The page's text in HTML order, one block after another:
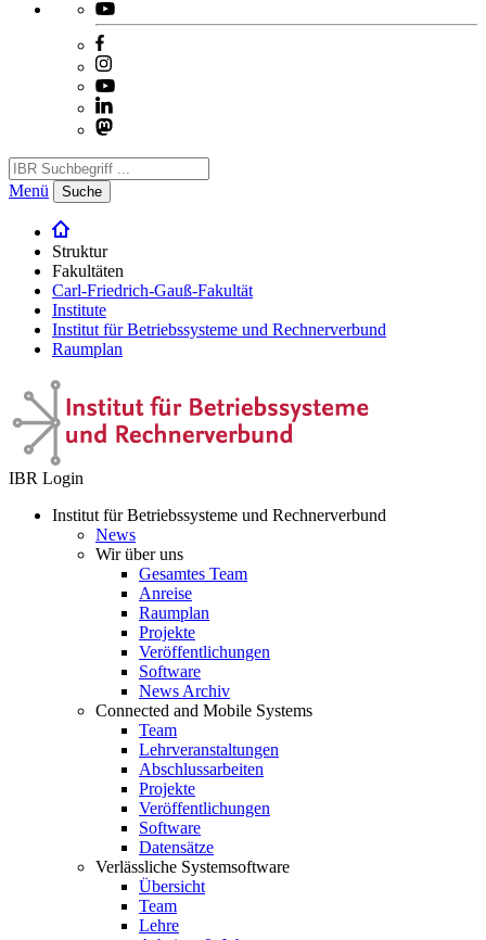
Menü Suche
Struktur
Fakultäten
Carl-Friedrich-Gauß-Fakultät
Institute
Institut für Betriebssysteme und Rechnerverbund
Raumplan
IBR Login
Institut für Betriebssysteme und Rechnerverbund
News
Wir über uns
Gesamtes Team
Anreise
Raumplan
Projekte
Veröffentlichungen
Software
News Archiv
Connected and Mobile Systems
Team
Lehrveranstaltungen
Abschlussarbeiten
Projekte
Veröffentlichungen
Software
Datensätze
Verlässliche Systemsoftware
Übersicht
Team
Lehre